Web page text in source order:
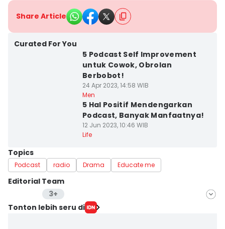
Share Article
Curated For You
5 Podcast Self Improvement
untuk Cowok, Obrolan
Berbobot!
24 Apr 2023, 14:58 WIB
Men
5 Hal Positif Mendengarkan
Podcast, Banyak Manfaatnya!
12 Jun 2023, 10:46 WIB
Life
Topics
Podcast radio Drama Educate me
Editorial Team
3+
Editor
Tonton lebih seru di